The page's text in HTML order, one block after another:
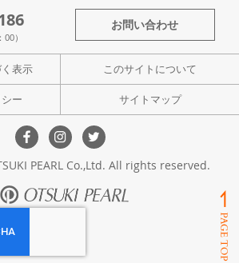
）
お問い合わせ
表示 このサイトについて
ー サイトマップ
PEARL Co.,Ltd. All rights reserved.